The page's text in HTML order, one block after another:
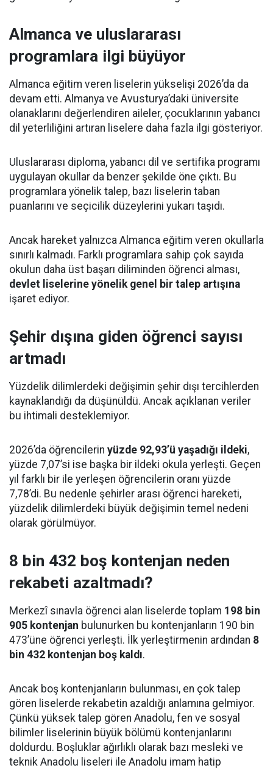
Almanca ve uluslararası
programlara ilgi büyüyor
Almanca eğitim veren liselerin yükselişi 2026’da da
devam etti. Almanya ve Avusturya’daki üniversite
olanaklarını değerlendiren aileler, çocuklarının yabancı
dil yeterliliğini artıran liselere daha fazla ilgi gösteriyor.
Uluslararası diploma, yabancı dil ve sertifika programı
uygulayan okullar da benzer şekilde öne çıktı. Bu
programlara yönelik talep, bazı liselerin taban
puanlarını ve seçicilik düzeylerini yukarı taşıdı.
Ancak hareket yalnızca Almanca eğitim veren okullarla
sınırlı kalmadı. Farklı programlara sahip çok sayıda
okulun daha üst başarı diliminden öğrenci alması,
devlet liselerine yönelik genel bir talep artışına
işaret ediyor.
Şehir dışına giden öğrenci sayısı
artmadı
Yüzdelik dilimlerdeki değişimin şehir dışı tercihlerden
kaynaklandığı da düşünüldü. Ancak açıklanan veriler
bu ihtimali desteklemiyor.
2026’da öğrencilerin yüzde 92,93’ü yaşadığı ildeki,
yüzde 7,07’si ise başka bir ildeki okula yerleşti. Geçen
yıl farklı bir ile yerleşen öğrencilerin oranı yüzde
7,78’di. Bu nedenle şehirler arası öğrenci hareketi,
yüzdelik dilimlerdeki büyük değişimin temel nedeni
olarak görülmüyor.
8 bin 432 boş kontenjan neden
rekabeti azaltmadı?
Merkezî sınavla öğrenci alan liselerde toplam 198 bin
905 kontenjan bulunurken bu kontenjanların 190 bin
473’üne öğrenci yerleşti. İlk yerleştirmenin ardından 8
bin 432 kontenjan boş kaldı.
Ancak boş kontenjanların bulunması, en çok talep
gören liselerde rekabetin azaldığı anlamına gelmiyor.
Çünkü yüksek talep gören Anadolu, fen ve sosyal
bilimler liselerinin büyük bölümü kontenjanlarını
doldurdu. Boşluklar ağırlıklı olarak bazı mesleki ve
teknik Anadolu liseleri ile Anadolu imam hatip